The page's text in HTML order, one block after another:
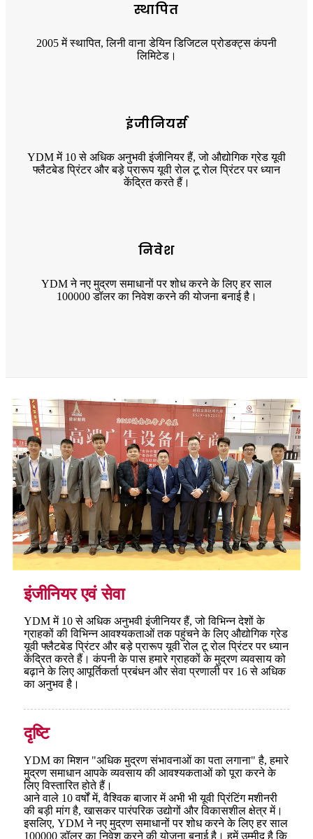
स्थापित
2005 में स्थापित, लिनी वाना डेयिन डिजिटल प्रोडक्ट्स कंपनी
लिमिटेड।
इंजीनियर्स
YDM में 10 से अधिक अनुभवी इंजीनियर हैं, जो औद्योगिक ग्रेड यूवी
फ्लैटबेड प्रिंटर और बड़े प्रारूप यूवी रोल टू रोल प्रिंटर पर ध्यान
केंद्रित करते हैं।
निवेश
YDM ने नए मुद्रण समाधानों पर शोध करने के लिए हर साल
100000 डॉलर का निवेश करने की योजना बनाई है।
इंजीनियर एवं सेवा
YDM में 10 से अधिक अनुभवी इंजीनियर हैं, जो विभिन्न देशों के
ग्राहकों की विभिन्न आवश्यकताओं तक पहुंचने के लिए औद्योगिक ग्रेड
यूवी फ्लैटबेड प्रिंटर और बड़े प्रारूप यूवी रोल टू रोल प्रिंटर पर ध्यान
केंद्रित करते हैं। कंपनी के पास हमारे ग्राहकों के मुद्रण व्यवसाय को
बढ़ाने के लिए आपूर्तिकर्ता प्रबंधन और सेवा प्रणाली पर 16 से अधिक
का अनुभव है।
दृष्टि
YDM का मिशन "अधिक मुद्रण संभावनाओं का पता लगाना" है, हमारे
मुद्रण समाधान आपके व्यवसाय की आवश्यकताओं को पूरा करने के
लिए विस्तारित होते हैं।
आने वाले 10 वर्षों में, वैश्विक बाजार में अभी भी यूवी प्रिंटिंग मशीनरी
की बड़ी मांग है, खासकर पारंपरिक उद्योगों और विकासशील क्षेत्र में।
इसलिए, YDM ने नए मुद्रण समाधानों पर शोध करने के लिए हर साल
100000 डॉलर का निवेश करने की योजना बनाई है। हमें उम्मीद है कि